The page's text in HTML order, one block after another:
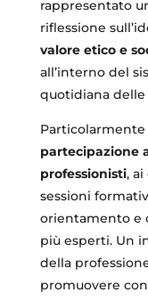
rappresentato
riflessione
valore etico e
all’interno del
quotidiana delle
partecipazione
professionisti,
sessioni
orientamento e
più esperti. Un
della
promuovere